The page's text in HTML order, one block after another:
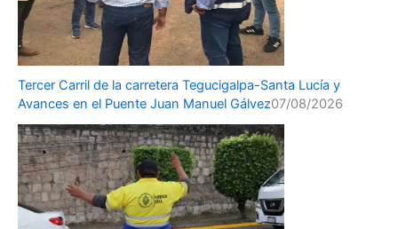
Tercer Carril de la carretera Tegucigalpa-Santa Lucía y
Avances en el Puente Juan Manuel Gálvez07/08/2026